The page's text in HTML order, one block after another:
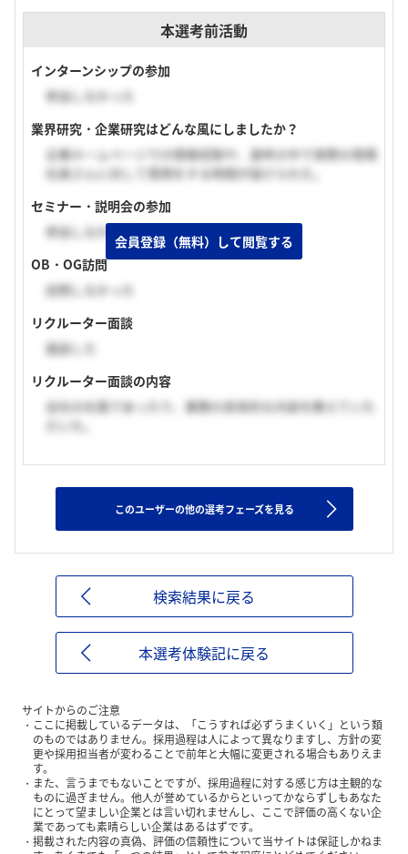
本選考前活動
インターンシップの参加
参加しなかった
業界研究・企業研究はどんな風にしましたか？
企業ホームページでの情報収取や、選考の中で実際の現場
社員さんに対して質問をする時間が設けられた。
セミナー・説明会の参加
参加しなかった
OB・OG訪問
訪問しなかった
リクルーター面談
面談した
リクルーター面談の内容
会社の社風であったり、業務の具体的な内容を教えていた
会員登録（無料）して閲覧する
このユーザーの他の選考フェーズを見る
検索結果に戻る
本選考体験記に戻る
サイトからのご注意
ここに掲載しているデータは、「こうすれば必ずうまくいく」という類
のものではありません。採用過程は人によって異なりますし、方針の変
更や採用担当者が変わることで前年と大幅に変更される場合もありえま
す。
また、言うまでもないことですが、採用過程に対する感じ方は主観的な
ものに過ぎません。他人が誉めているからといってかならずしもあなた
にとって望ましい企業とは言い切れませんし、ここで評価の高くない企
業であっても素晴らしい企業はあるはずです。
掲載された内容の真偽、評価の信頼性について当サイトは保証しかねま